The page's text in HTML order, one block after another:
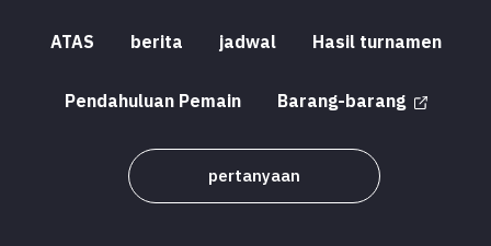
ATAS berita jadwal Hasil turnamen
Pendahuluan Pemain Barang-barang
pertanyaan